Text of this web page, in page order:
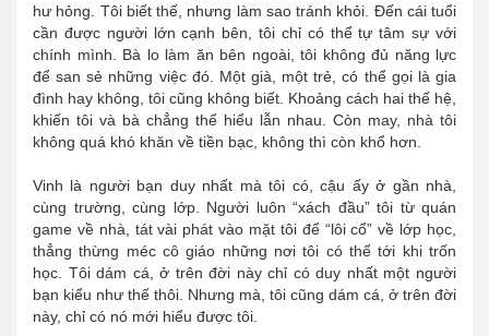
hư hỏng. Tôi biết thế, nhưng làm sao tránh khỏi. Đến cái tuổi
cần được người lớn cạnh bên, tôi chỉ có thể tự tâm sự với
chính mình. Bà lo làm ăn bên ngoài, tôi không đủ năng lực
để san sẻ những việc đó. Một già, một trẻ, có thể gọi là gia
đình hay không, tôi cũng không biết. Khoảng cách hai thế hệ,
khiến tôi và bà chẳng thể hiểu lẫn nhau. Còn may, nhà tôi
không quá khó khăn về tiền bạc, không thì còn khổ hơn.
Vinh là người bạn duy nhất mà tôi có, cậu ấy ở gần nhà,
cùng trường, cùng lớp. Người luôn “xách đầu” tôi từ quán
game về nhà, tát vài phát vào mặt tôi để “lôi cổ” về lớp học,
thẳng thừng méc cô giáo những nơi tôi có thể tới khi trốn
học. Tôi dám cá, ở trên đời này chỉ có duy nhất một người
bạn kiểu như thế thôi. Nhưng mà, tôi cũng dám cá, ở trên đời
này, chỉ có nó mới hiểu được tôi.